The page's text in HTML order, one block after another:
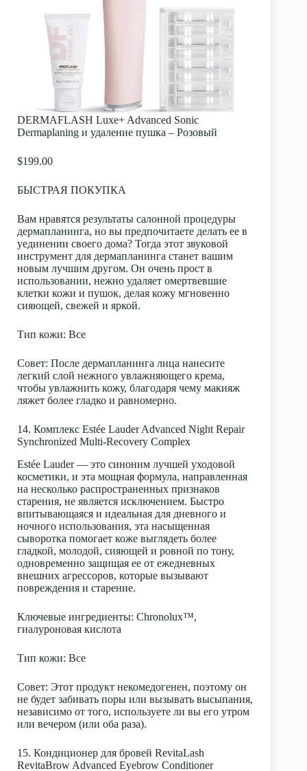
DERMAFLASH Luxe+ Advanced Sonic
Dermaplaning и удаление пушка – Розовый
$199.00
БЫСТРАЯ ПОКУПКА
Вам нравятся результаты салонной процедуры
дермапланинга, но вы предпочитаете делать ее в
уединении своего дома? Тогда этот звуковой
инструмент для дермапланинга станет вашим
новым лучшим другом. Он очень прост в
использовании, нежно удаляет омертвевшие
клетки кожи и пушок, делая кожу мгновенно
сияющей, свежей и яркой.
Тип кожи: Все
Совет: После дермапланинга лица нанесите
легкий слой нежного увлажняющего крема,
чтобы увлажнить кожу, благодаря чему макияж
ляжет более гладко и равномерно.
14. Комплекс Estée Lauder Advanced Night Repair
Synchronized Multi-Recovery Complex
Estée Lauder — это синоним лучшей уходовой
косметики, и эта мощная формула, направленная
на несколько распространенных признаков
старения, не является исключением. Быстро
впитывающаяся и идеальная для дневного и
ночного использования, эта насыщенная
сыворотка помогает коже выглядеть более
гладкой, молодой, сияющей и ровной по тону,
одновременно защищая ее от ежедневных
внешних агрессоров, которые вызывают
повреждения и старение.
Ключевые ингредиенты: Chronolux™,
гиалуроновая кислота
Тип кожи: Все
Совет: Этот продукт некомедогенен, поэтому он
не будет забивать поры или вызывать высыпания,
независимо от того, используете ли вы его утром
или вечером (или оба раза).
15. Кондиционер для бровей RevitaLash
RevitaBrow Advanced Eyebrow Conditioner